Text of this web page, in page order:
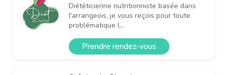
Diététicienne nutritionniste basée dans
l'arrangeois, je vous reçois pour toute
problématique l...
Prendre rendez-vous